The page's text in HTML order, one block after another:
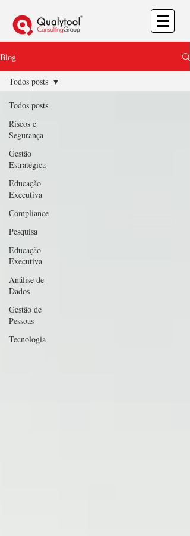
Blog
Todos posts
Riscos e
Segurança
Gestão
Estratégica
Educação
Executiva
Compliance
Pesquisa
Educação
Executiva
Análise de
Dados
Gestão de
Pessoas
Tecnologia
Todos posts